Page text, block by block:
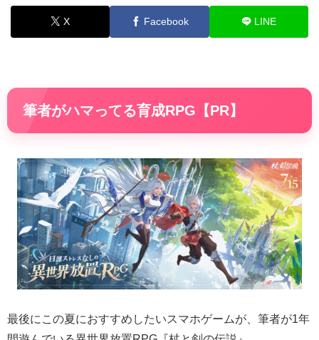
X Facebook LINE
筆者がハマってる育成RPG【PR】
最後にこの夏におすすめしたいスマホゲームが、筆者が1年